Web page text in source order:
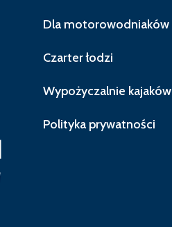
Dla motorowodniaków
Czarter łodzi
Wypożyczalnie kajaków
Polityka prywatności